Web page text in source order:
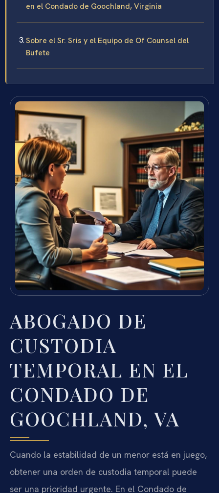
en el Condado de Goochland, Virginia
Sobre el Sr. Sris y el Equipo de Of Counsel del
Bufete
ABOGADO DE
CUSTODIA
TEMPORAL EN EL
CONDADO DE
GOOCHLAND, VA
Cuando la estabilidad de un menor está en juego,
obtener una orden de custodia temporal puede
ser una prioridad urgente. En el Condado de